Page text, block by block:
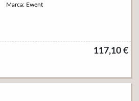
Marca: Ewent
117,10 €